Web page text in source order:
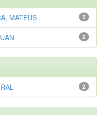
2
MATEUS
2
2